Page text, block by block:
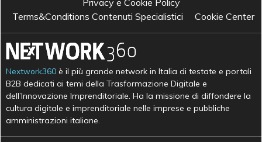
Privacy e Cookie Policy
Terms&Conditions Contenuti Specialistici
Cookie Center
Nextwork360 è il più grande network in Italia di testate e portali
B2B dedicati ai temi della Trasformazione Digitale e
dell’Innovazione Imprenditoriale. Ha la missione di diffondere la
cultura digitale e imprenditoriale nelle imprese e pubbliche
amministrazioni italiane.